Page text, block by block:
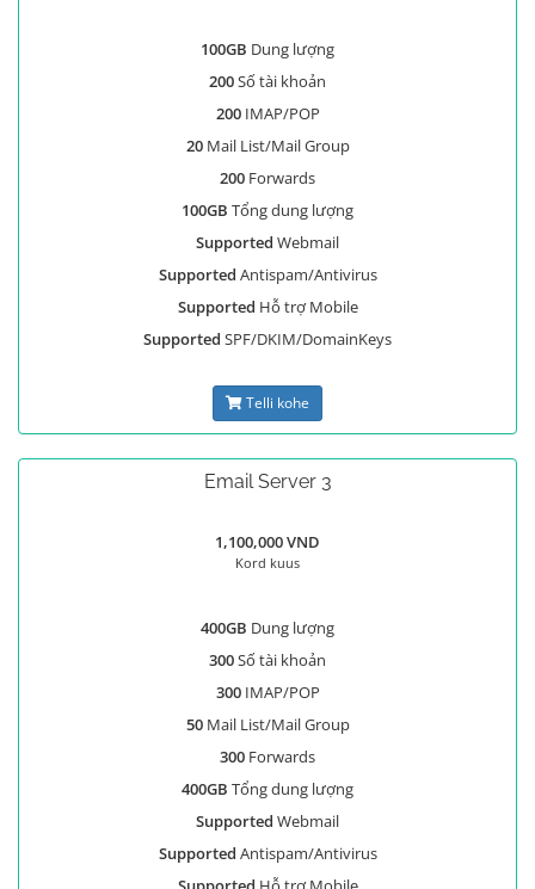
100GB Dung lượng
200Số tài khoản
200IMAP/POP
20Mail List/Mail Group
200 Forwards
100GB Tổng dung lượng
Supported Webmail
Supported Antispam/Antivirus
Supported Hỗ trợ Mobile
Supported SPF/DKIM/DomainKeys
Telli kohe
Email Server 3
1,100,000 VND
Kord kuus
400GB Dung lượng
300Số tài khoản
300IMAP/POP
50Mail List/Mail Group
300 Forwards
400GB Tổng dung lượng
Supported Webmail
Supported Antispam/Antivirus